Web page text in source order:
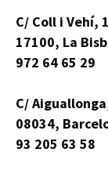
C/ Coll i Vehí,
17100, La
972 64 65 29
C/
08034,
93 205 63 58